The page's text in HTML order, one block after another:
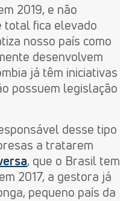
2019, e não
total fica elevado
nosso país como
desenvolvem
já têm iniciativas
possuem legislação
desse tipo
a tratarem
, que o Brasil tem
2017, a gestora já
pequeno país da